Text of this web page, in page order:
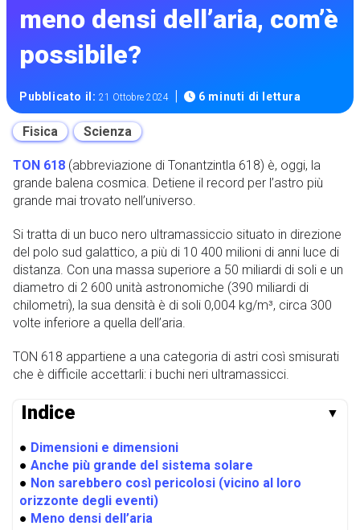
meno densi dell’aria, com’è
possibile?
Pubblicato il:21 Ottobre 2024 | 6 minuti di lettura
Fisica Scienza
TON 618 (abbreviazione di Tonantzintla 618) è, oggi, la
grande balena cosmica. Detiene il record per l’astro più
grande mai trovato nell’universo.
Si tratta di un buco nero ultramassiccio situato in direzione
del polo sud galattico, a più di 10 400 milioni di anni luce di
distanza. Con una massa superiore a 50 miliardi di soli e un
diametro di 2 600 unità astronomiche (390 miliardi di
chilometri), la sua densità è di soli 0,004 kg/m³, circa 300
volte inferiore a quella dell’aria.
TON 618 appartiene a una categoria di astri così smisurati
che è difficile accettarli: i buchi neri ultramassicci.
Indice ▼
● Dimensioni e dimensioni
● Anche più grande del sistema solare
● Non sarebbero così pericolosi (vicino al loro
orizzonte degli eventi)
● Meno densi dell’aria